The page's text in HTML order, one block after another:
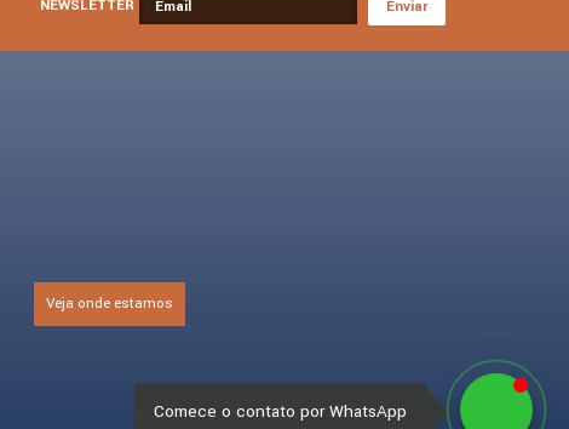
NEWSLETTER
Veja onde estamos
Comece o contato por WhatsApp